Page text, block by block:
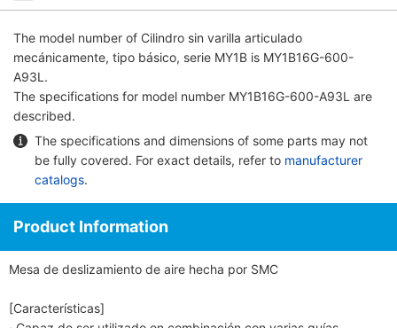
The model number of Cilindro sin varilla articulado
mecánicamente, tipo básico, serie MY1B is MY1B16G-600-
A93L.
The specifications for model number MY1B16G-600-A93L are
described.
The specifications and dimensions of some parts may not
be fully covered. For exact details, refer to manufacturer
catalogs.
Product Information
Mesa de deslizamiento de aire hecha por SMC
[Características]